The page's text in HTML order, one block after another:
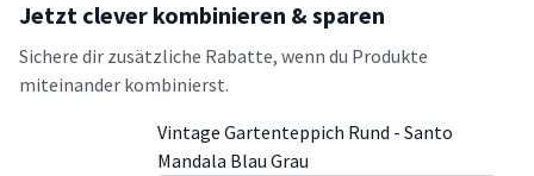
Jetzt clever kombinieren & sparen
Sichere dir zusätzliche Rabatte, wenn du Produkte
miteinander kombinierst.
Vintage Gartenteppich Rund - Santo
Mandala Blau Grau